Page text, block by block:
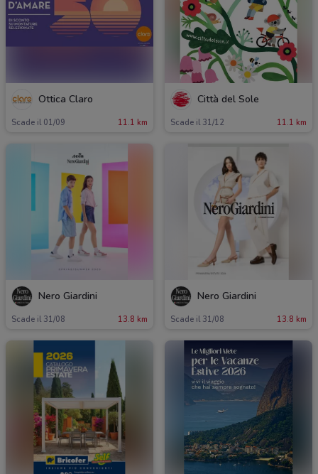
Ottica Claro
Scade il 01/09 11.1 km
Città del Sole
Scade il 31/12 11.1 km
Nero Giardini
Scade il 31/08 13.8 km
Nero Giardini
Scade il 31/08 13.8 km